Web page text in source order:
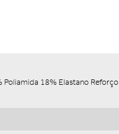
18% Elastano Reforço